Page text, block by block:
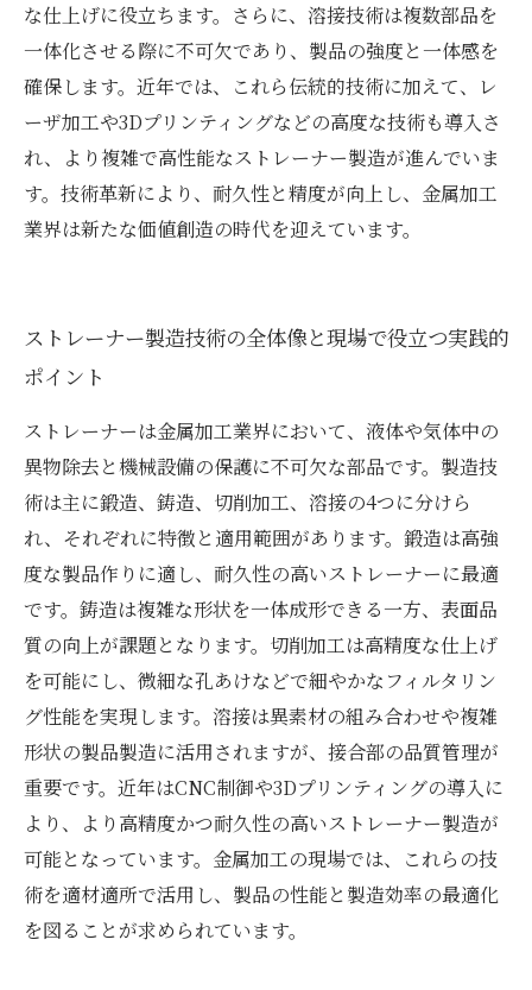
な仕上げに役立ちます。さらに、溶接技術は複数部品を
一体化させる際に不可欠であり、製品の強度と一体感を
確保します。近年では、これら伝統的技術に加えて、レ
ーザ加工や3Dプリンティングなどの高度な技術も導入さ
れ、より複雑で高性能なストレーナー製造が進んでいま
す。技術革新により、耐久性と精度が向上し、金属加工
業界は新たな価値創造の時代を迎えています。
ストレーナー製造技術の全体像と現場で役立つ実践的
ポイント
ストレーナーは金属加工業界において、液体や気体中の
異物除去と機械設備の保護に不可欠な部品です。製造技
術は主に鍛造、鋳造、切削加工、溶接の4つに分けら
れ、それぞれに特徴と適用範囲があります。鍛造は高強
度な製品作りに適し、耐久性の高いストレーナーに最適
です。鋳造は複雑な形状を一体成形できる一方、表面品
質の向上が課題となります。切削加工は高精度な仕上げ
を可能にし、微細な孔あけなどで細やかなフィルタリン
グ性能を実現します。溶接は異素材の組み合わせや複雑
形状の製品製造に活用されますが、接合部の品質管理が
重要です。近年はCNC制御や3Dプリンティングの導入に
より、より高精度かつ耐久性の高いストレーナー製造が
可能となっています。金属加工の現場では、これらの技
術を適材適所で活用し、製品の性能と製造効率の最適化
を図ることが求められています。